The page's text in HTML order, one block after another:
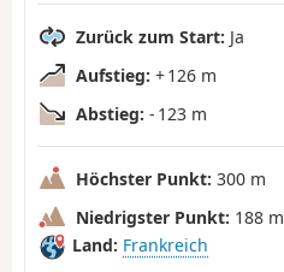
Zurück zum Start: Ja
Aufstieg: + 126 m
Abstieg: - 123 m
Höchster Punkt: 300 m
Niedrigster Punkt: 188 m
Land: Frankreich